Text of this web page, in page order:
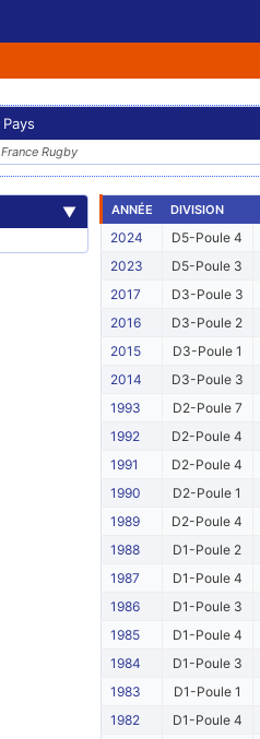
Pays
France Rugby
▼ ANNÉE DIVISION
2024
D5-Poule 4
2023
D5-Poule 3
2017
D3-Poule 3
2016
D3-Poule 2
2015
D3-Poule 1
2014
D3-Poule 3
1993
D2-Poule 7
1992
D2-Poule 4
1991
D2-Poule 4
1990
D2-Poule 1
1989
D2-Poule 4
1988
D1-Poule 2
1987
D1-Poule 4
1986
D1-Poule 3
1985
D1-Poule 4
1984
D1-Poule 3
1983
D1-Poule 1
1982
D1-Poule 4